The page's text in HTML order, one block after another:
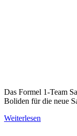
Das Formel 1-Team
Boliden für die neue
Weiterlesen